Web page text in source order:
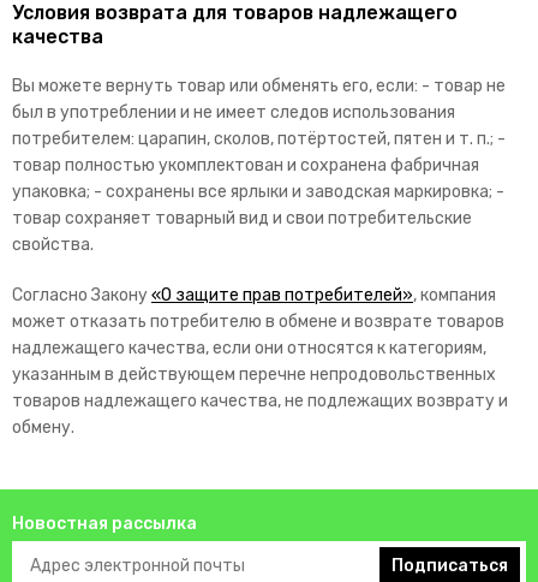
Условия возврата для товаров надлежащего
качества
Вы можете вернуть товар или обменять его, если: - товар не
был в употреблении и не имеет следов использования
потребителем: царапин, сколов, потёртостей, пятен и т. п.; -
товар полностью укомплектован и сохранена фабричная
упаковка; - сохранены все ярлыки и заводская маркировка; -
товар сохраняет товарный вид и свои потребительские
свойства.
Согласно Закону «О защите прав потребителей», компания
может отказать потребителю в обмене и возврате товаров
надлежащего качества, если они относятся к категориям,
указанным в действующем перечне непродовольственных
товаров надлежащего качества, не подлежащих возврату и
обмену.
Новостная рассылка
Подписаться